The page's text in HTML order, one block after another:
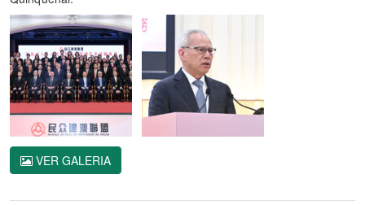
VER GALERIA